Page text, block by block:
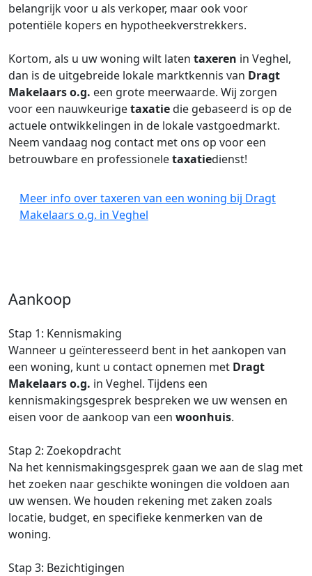
belangrijk voor u als verkoper, maar ook voor
potentiële kopers en hypotheekverstrekkers.
Kortom, als u uw woning wilt laten taxeren in Veghel,
dan is de uitgebreide lokale marktkennis van Dragt
Makelaars o.g. een grote meerwaarde. Wij zorgen
voor een nauwkeurigetaxatiedie gebaseerd is op de
actuele ontwikkelingen in de lokale vastgoedmarkt.
Neem vandaag nog contact met ons op voor een
betrouwbare en professioneletaxatiedienst!
Meer info over taxeren van een woning bij Dragt
Makelaars o.g. in Veghel
Aankoop
Stap 1: Kennismaking
Wanneer u geïnteresseerd bent in het aankopen van
een woning, kunt u contact opnemen met Dragt
Makelaars o.g. in Veghel. Tijdens een
kennismakingsgesprek bespreken we uw wensen en
eisen voor de aankoop van een woonhuis.
Stap 2: Zoekopdracht
Na het kennismakingsgesprek gaan we aan de slag met
het zoeken naar geschikte woningen die voldoen aan
uw wensen. We houden rekening met zaken zoals
locatie, budget, en specifieke kenmerken van de
woning.
Stap 3: Bezichtigingen